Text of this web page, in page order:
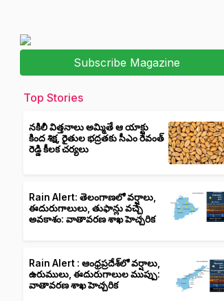
Subscribe Magazine
Top Stories
నకిలీ విత్తనాలు అమ్మితే ఆ యాక్టు
కింద శిక్ష, రైతుల భద్రతకు సీఎం రేవంత్
రెడ్డి కీలక చర్యలు
Rain Alert: తెలంగాణలో వర్షాలు,
ఈదురుగాలులు, తుఫాన్లు వచ్చే
అవకాశం: వాతావరణ శాఖ హెచ్చరిక
Rain Alert : ఆంధ్రప్రదేశ్‌లో వర్షాలు,
ఉరుములు, ఈదురుగాలుల ముప్పు:
వాతావరణ శాఖ హెచ్చరిక